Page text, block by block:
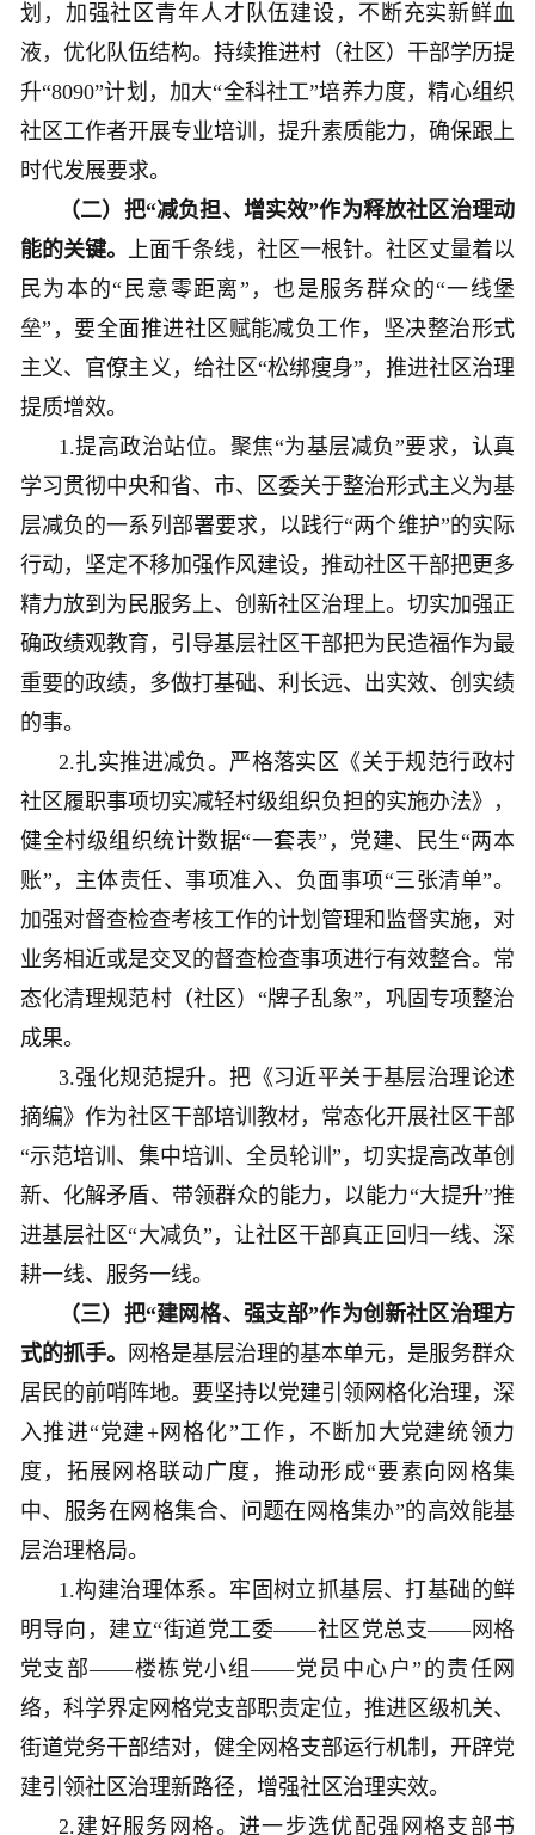
划，加强社区青年人才队伍建设，不断充实新鲜血
液，优化队伍结构。持续推进村（社区）干部学历提
升“8090”计划，加大“全科社工”培养力度，精心组织
社区工作者开展专业培训，提升素质能力，确保跟上
时代发展要求。
（二）把“减负担、增实效”作为释放社区治理动
能的关键。 上面千条线，社区一根针。社区丈量着以
民为本的“民意零距离”，也是服务群众的“一线堡
垒”，要全面推进社区赋能减负工作，坚决整治形式
主义、官僚主义，给社区“松绑瘦身”，推进社区治理
提质增效。
1.提高政治站位。聚焦“为基层减负”要求，认真
学习贯彻中央和省、市、区委关于整治形式主义为基
层减负的一系列部署要求，以践行“两个维护”的实际
行动，坚定不移加强作风建设，推动社区干部把更多
精力放到为民服务上、创新社区治理上。切实加强正
确政绩观教育，引导基层社区干部把为民造福作为最
重要的政绩，多做打基础、利长远、出实效、创实绩
的事。
2.扎实推进减负。严格落实区《关于规范行政村
社区履职事项切实减轻村级组织负担的实施办法》，
健全村级组织统计数据“一套表”，党建、民生“两本
账”，主体责任、事项准入、负面事项“三张清单”。
加强对督查检查考核工作的计划管理和监督实施，对
业务相近或是交叉的督查检查事项进行有效整合。常
态化清理规范村（社区）“牌子乱象”，巩固专项整治
成果。
3.强化规范提升。把《习近平关于基层治理论述
摘编》作为社区干部培训教材，常态化开展社区干部
“示范培训、集中培训、全员轮训”，切实提高改革创
新、化解矛盾、带领群众的能力，以能力“大提升”推
进基层社区“大减负”，让社区干部真正回归一线、深
耕一线、服务一线。
（三）把“建网格、强支部”作为创新社区治理方
式的抓手。
网格是基层治理的基本单元，是服务群众
居民的前哨阵地。要坚持以党建引领网格化治理，深
入推进“党建+网格化”工作，不断加大党建统领力
度，拓展网格联动广度，推动形成“要素向网格集
中、服务在网格集合、问题在网格集办”的高效能基
层治理格局。
1.构建治理体系。牢固树立抓基层、打基础的鲜
明导向，建立“街道党工委——社区党总支——网格
党支部——楼栋党小组——党员中心户”的责任网
络，科学界定网格党支部职责定位，推进区级机关、
街道党务干部结对，健全网格支部运行机制，开辟党
建引领社区治理新路径，增强社区治理实效。
2.建好服务网格。进一步选优配强网格支部书